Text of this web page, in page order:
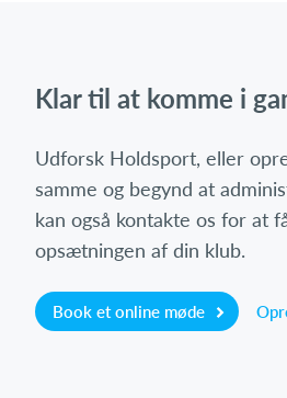
Klar til at komme i
Udforsk Holdsport, eller
samme og begynd at
kan også kontakte os for at
opsætningen af din klub.
Book et online møde